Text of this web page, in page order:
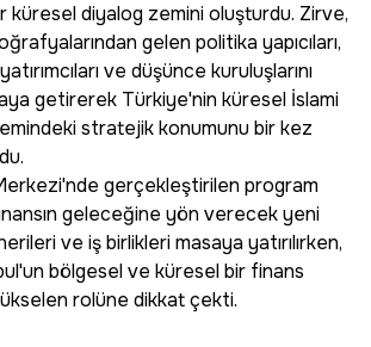
küresel diyalog zemini oluşturdu. Zirve,
gelen politika yapıcıları,
ve düşünce kuruluşlarını
getirerek Türkiye'nin küresel İslami
stratejik konumunu bir kez
gerçekleştirilen program
geleceğine yön verecek yeni
ve iş birlikleri masaya yatırılırken,
bölgesel ve küresel bir finans
rolüne dikkat çekti.